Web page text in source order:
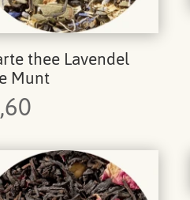
thee Lavendel
Munt